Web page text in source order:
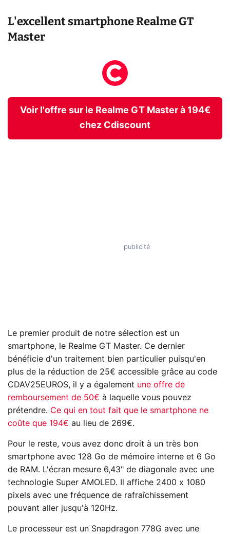
L'excellent smartphone Realme GT
Master
Voir l'offre sur le Realme GT Master à 194€
chez Cdiscount
Le premier produit de notre sélection est un
smartphone, le Realme GT Master. Ce dernier
bénéficie d'un traitement bien particulier puisqu'en
plus de la réduction de 25€ accessible grâce au code
CDAV25EUROS, il y a également une offre de
remboursement de 50€ à laquelle vous pouvez
prétendre. Ce qui en tout fait que le smartphone ne
coûte que 194€ au lieu de 269€.
Pour le reste, vous avez donc droit à un très bon
smartphone avec 128 Go de mémoire interne et 6 Go
de RAM. L'écran mesure 6,43" de diagonale avec une
technologie Super AMOLED. Il affiche 2400 x 1080
pixels avec une fréquence de rafraîchissement
pouvant aller jusqu'à 120Hz.
Le processeur est un Snapdragon 778G avec une